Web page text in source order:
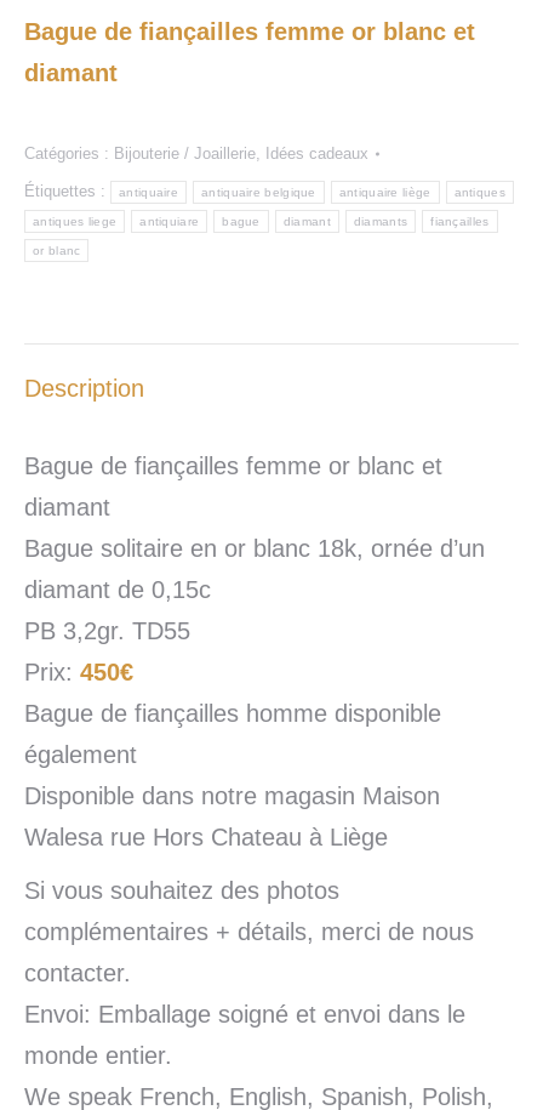
Bague de fiançailles femme or blanc et
diamant
Catégories : Bijouterie / Joaillerie, Idées cadeaux
Étiquettes : antiquaire antiquaire belgique antiquaire liège antiques
antiques liege antiquiare bague diamant diamants fiançailles
or blanc
Description
Bague de fiançailles femme or blanc et
diamant
Bague solitaire en or blanc 18k, ornée d’un
diamant de 0,15c
PB 3,2gr. TD55
Prix: 450€
Bague de fiançailles homme disponible
également
Disponible dans notre magasin Maison
Walesa rue Hors Chateau à Liège
Si vous souhaitez des photos
complémentaires + détails, merci de nous
contacter.
Envoi: Emballage soigné et envoi dans le
monde entier.
We speak French, English, Spanish, Polish,